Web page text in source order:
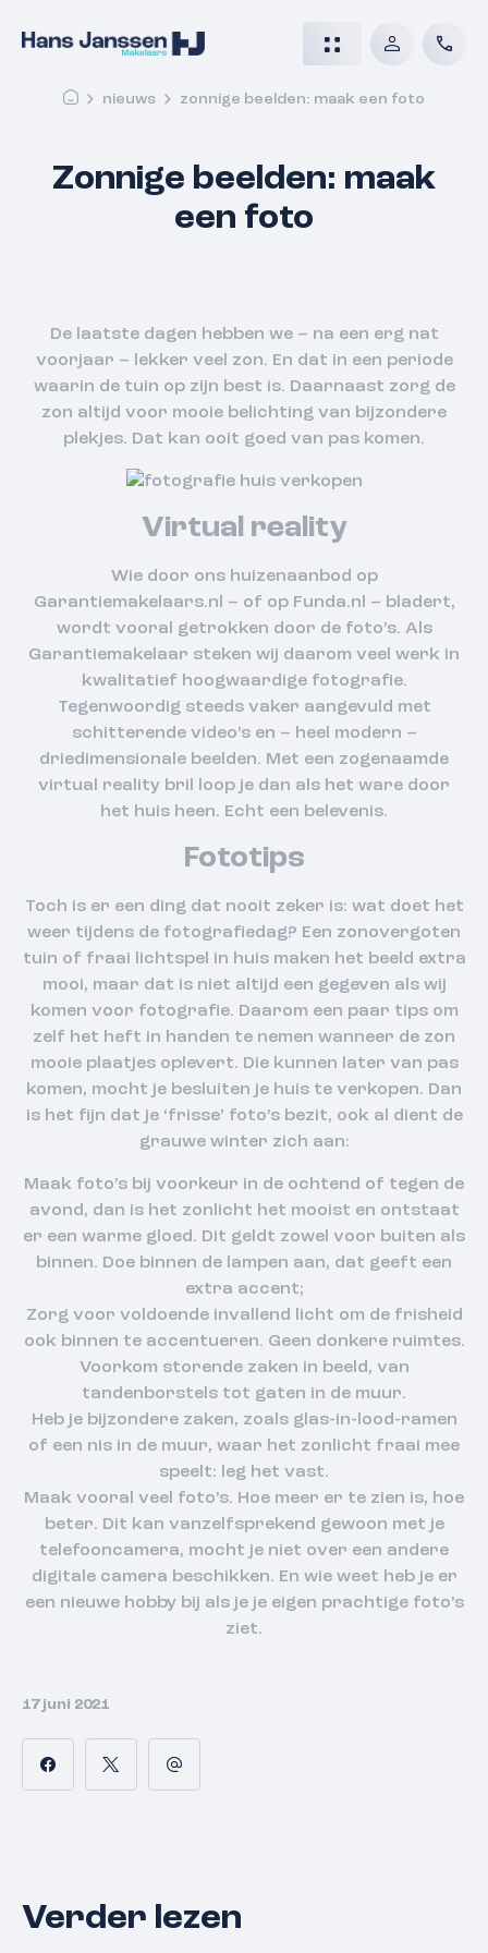
nieuws zonnige beelden: maak een foto
Zonnige beelden: maak
een foto
De laatste dagen hebben we – na een erg nat
voorjaar – lekker veel zon. En dat in een periode
waarin de tuin op zijn best is. Daarnaast zorg de
zon altijd voor mooie belichting van bijzondere
plekjes. Dat kan ooit goed van pas komen.
Virtual reality
Wie door ons huizenaanbod op
Garantiemakelaars.nl – of op Funda.nl – bladert,
wordt vooral getrokken door de foto’s. Als
Garantiemakelaar steken wij daarom veel werk in
kwalitatief hoogwaardige fotografie.
Tegenwoordig steeds vaker aangevuld met
schitterende video’s en – heel modern –
driedimensionale beelden. Met een zogenaamde
virtual reality bril loop je dan als het ware door
het huis heen. Echt een belevenis.
Fototips
Toch is er een ding dat nooit zeker is: wat doet het
weer tijdens de fotografiedag? Een zonovergoten
tuin of fraai lichtspel in huis maken het beeld extra
mooi, maar dat is niet altijd een gegeven als wij
komen voor fotografie. Daarom een paar tips om
zelf het heft in handen te nemen wanneer de zon
mooie plaatjes oplevert. Die kunnen later van pas
komen, mocht je besluiten je huis te verkopen. Dan
is het fijn dat je ‘frisse’ foto’s bezit, ook al dient de
grauwe winter zich aan:
Maak foto’s bij voorkeur in de ochtend of tegen de
avond, dan is het zonlicht het mooist en ontstaat
er een warme gloed. Dit geldt zowel voor buiten als
binnen. Doe binnen de lampen aan, dat geeft een
extra accent;
Zorg voor voldoende invallend licht om de frisheid
ook binnen te accentueren. Geen donkere ruimtes.
Voorkom storende zaken in beeld, van
tandenborstels tot gaten in de muur.
Heb je bijzondere zaken, zoals glas-in-lood-ramen
of een nis in de muur, waar het zonlicht fraai mee
speelt: leg het vast.
Maak vooral veel foto’s. Hoe meer er te zien is, hoe
beter. Dit kan vanzelfsprekend gewoon met je
telefooncamera, mocht je niet over een andere
digitale camera beschikken. En wie weet heb je er
een nieuwe hobby bij als je je eigen prachtige foto’s
ziet.
17 juni 2021
Verder lezen